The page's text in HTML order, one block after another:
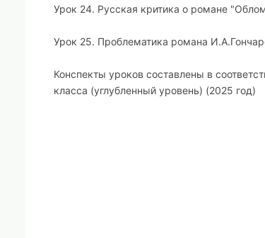
Урок 24. Русская критика о романе
Урок 25. Проблематика романа
Конспекты уроков составлены в
класса (углубленный уровень) (2025 год)